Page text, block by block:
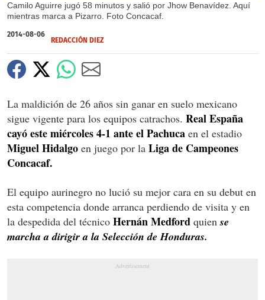
Camilo Aguirre jugó 58 minutos y salió por Jhow Benavídez. Aquí
mientras marca a Pizarro. Foto Concacaf.
2014-08-06
REDACCIÓN DIEZ
La maldición de 26 años sin ganar en suelo mexicano
sigue vigente para los equipos catrachos. Real España
cayó este miércoles 4-1 ante el Pachuca en el estadio
Miguel Hidalgo en juego por la Liga de Campeones
Concacaf.
El equipo aurinegro no lució su mejor cara en su debut en
esta competencia donde arranca perdiendo de visita y en
la despedida del técnico Hernán Medford quiense
marcha a dirigir a la Selección de Honduras.